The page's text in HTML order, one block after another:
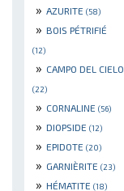
» AZURITE (58)
» BOIS PÉTRIFIÉ
(12)
» CAMPO DEL CIELO
(22)
» CORNALINE (56)
» DIOPSIDE (12)
» EPIDOTE (20)
» GARNIÈRITE (23)
» HÉMATITE (18)